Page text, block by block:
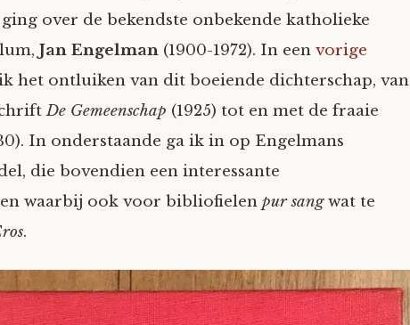
over de bekendste onbekende katholieke
Jan Engelman (1900-1972). In een vorige
het ontluiken van dit boeiende dichterschap, van
De Gemeenschap (1925) tot en met de fraaie
In onderstaande ga ik in op Engelmans
die bovendien een interessante
waarbij ook voor bibliofielen pur sangwat te
.